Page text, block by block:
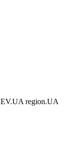
region.UA